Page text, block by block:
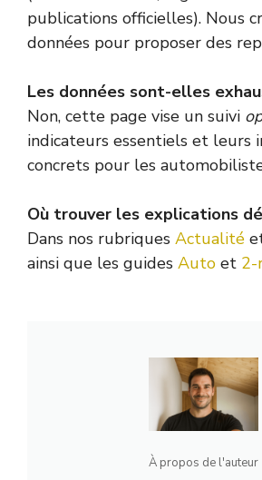
publications officielles). Nous
données pour proposer des
Les données sont-elles
Non, cette page vise un suivi
indicateurs essentiels et leurs
concrets pour les
Où trouver les explications
Dans nos rubriques Actualité
ainsi que les guides Auto et 2-
À propos de l'auteur